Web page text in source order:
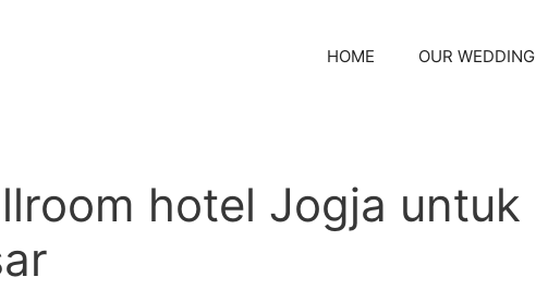
HOME OUR WEDDING
hotel Jogja untuk